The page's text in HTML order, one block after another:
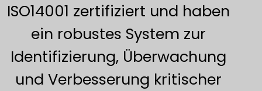
ISO14001 zertifiziert und haben
ein robustes System zur
Identifizierung, Überwachung
und Verbesserung kritischer